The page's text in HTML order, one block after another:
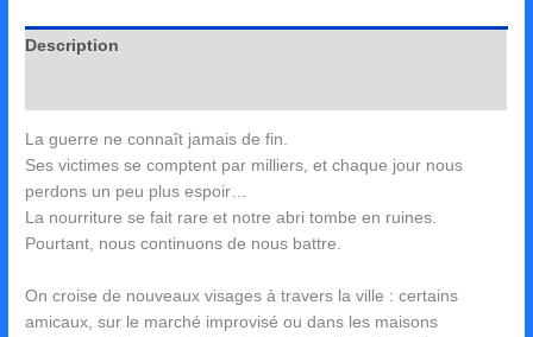
Description
La guerre ne connaît jamais de fin.
Ses victimes se comptent par milliers, et chaque jour nous
perdons un peu plus espoir…
La nourriture se fait rare et notre abri tombe en ruines.
Pourtant, nous continuons de nous battre.
On croise de nouveaux visages à travers la ville : certains
amicaux, sur le marché improvisé ou dans les maisons